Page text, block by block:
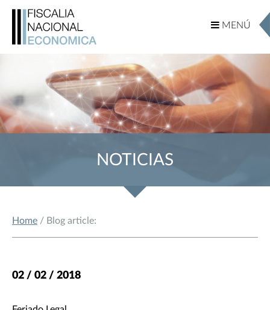
MENÚ
MENÚ
NOTICIAS
Home / Blog article:
02 / 02 / 2018